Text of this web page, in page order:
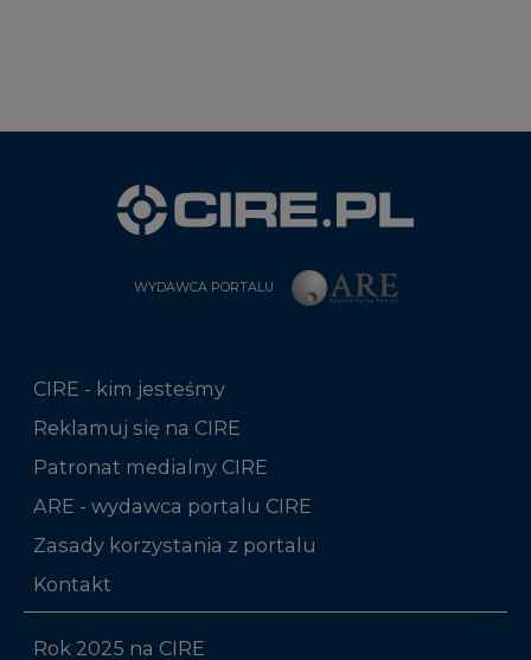
WYDAWCA PORTALU
CIRE - kim jesteśmy
Reklamuj się na CIRE
Patronat medialny CIRE
ARE - wydawca portalu CIRE
Zasady korzystania z portalu
Kontakt
Rok 2025 na CIRE